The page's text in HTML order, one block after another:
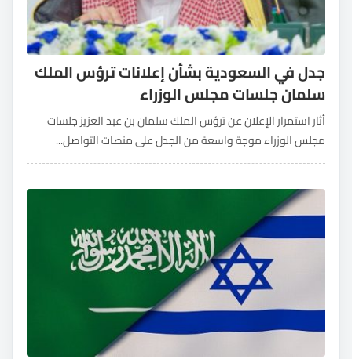
جدل في السعودية بشأن إعلانات ترؤس الملك
سلمان جلسات مجلس الوزراء
أثار استمرار الإعلان عن ترؤس الملك سلمان بن عبد العزيز جلسات
مجلس الوزراء موجة واسعة من الجدل على منصات التواصل...